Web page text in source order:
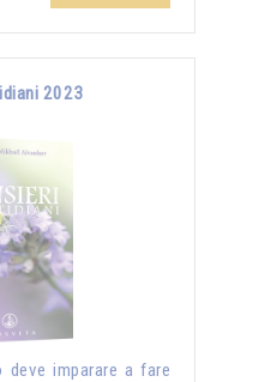
2023
deve imparare a fare